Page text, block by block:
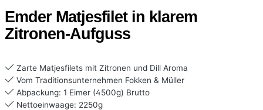
Emder Matjesfilet in klarem
Zitronen-Aufguss
Zarte Matjesfilets mit Zitronen und Dill Aroma
Vom Traditionsunternehmen Fokken & Müller
Abpackung: 1 Eimer (4500g) Brutto
Nettoeinwaage: 2250g